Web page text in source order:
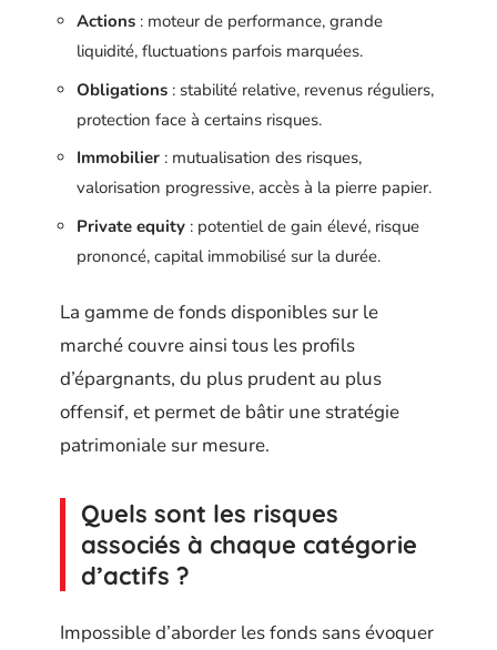
Actions : moteur de performance, grande
liquidité, fluctuations parfois marquées.
Obligations : stabilité relative, revenus réguliers,
protection face à certains risques.
Immobilier : mutualisation des risques,
valorisation progressive, accès à la pierre papier.
Private equity : potentiel de gain élevé, risque
prononcé, capital immobilisé sur la durée.
La gamme de fonds disponibles sur le
marché couvre ainsi tous les profils
d’épargnants, du plus prudent au plus
offensif, et permet de bâtir une stratégie
patrimoniale sur mesure.
Quels sont les risques
associés à chaque catégorie
d’actifs ?
Impossible d’aborder les fonds sans évoquer